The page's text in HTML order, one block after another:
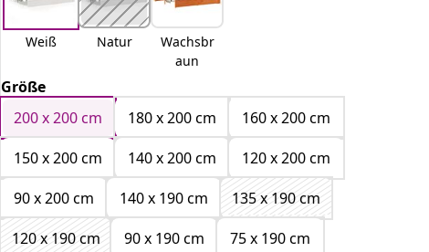
Weiß Natur
Wachsbr
aun
Größe
200 x 200 cm
180 x 200 cm
160 x 200 cm
150 x 200 cm
140 x 200 cm
120 x 200 cm
90 x 200 cm
140 x 190 cm
135 x 190 cm
120 x 190 cm
90 x 190 cm 75 x 190 cm